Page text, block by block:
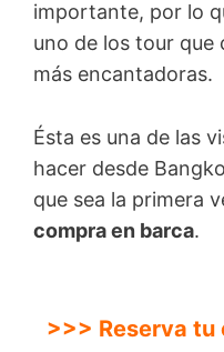
importante, por lo
uno de los tour que
más encantadoras.
Ésta es una de las
hacer desde
que sea la primera
compra en barca.
>>> Reserva tu